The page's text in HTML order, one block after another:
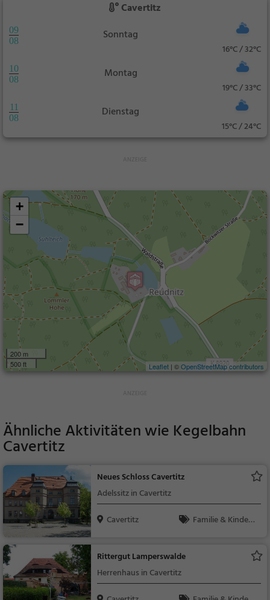
Cavertitz
09
08
Sonntag
16°C / 32°C
10
08
Montag
19°C / 33°C
11
08
Dienstag
15°C / 24°C
+
−
200 m
500 ft
Leaflet | ©OpenStreetMap contributors
Ähnliche Aktivitäten wie Kegelbahn
Cavertitz
Neues Schloss Cavertitz
Adelssitz in Cavertitz
Cavertitz
Familie & Kinder,
Rittergut Lamperswalde
Herrenhaus in Cavertitz